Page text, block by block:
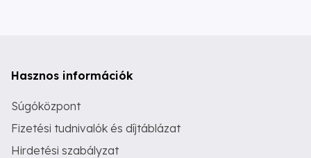
Hasznos információk
Súgóközpont
Fizetési tudnivalók és díjtáblázat
Hirdetési szabályzat